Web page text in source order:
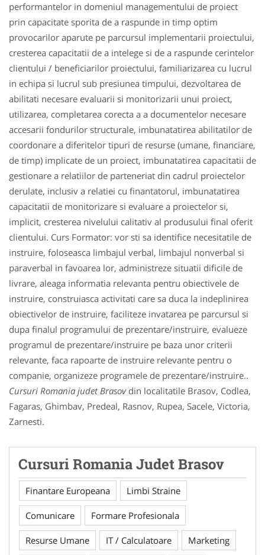
performantelor in domeniul managementului de proiect
prin capacitate sporita de a raspunde in timp optim
provocarilor aparute pe parcursul implementarii proiectului,
cresterea capacitatii de a intelege si de a raspunde cerintelor
clientului / beneficiarilor proiectului, familiarizarea cu lucrul
in echipa si lucrul sub presiunea timpului, dezvoltarea de
abilitati necesare evaluarii si monitorizarii unui proiect,
utilizarea, completarea corecta a a documentelor necesare
accesarii fondurilor structurale, imbunatatirea abilitatilor de
coordonare a diferitelor tipuri de resurse (umane, financiare,
de timp) implicate de un proiect, imbunatatirea capacitatii de
gestionare a relatiilor de parteneriat din cadrul proiectelor
derulate, inclusiv a relatiei cu finantatorul, imbunatatirea
capacitatii de monitorizare si evaluare a proiectelor si,
implicit, cresterea nivelului calitativ al produsului final oferit
clientului. Curs Formator: vor sti sa identifice necesitatile de
instruire, foloseasca limbajul verbal, limbajul nonverbal si
paraverbal in favoarea lor, administreze situatii dificile de
livrare, aleaga informatia relevanta pentru obiectivele de
instruire, construiasca activitati care sa duca la indeplinirea
obiectivelor de instruire, faciliteze invatarea pe parcursul si
dupa finalul programului de prezentare/instruire, evalueze
programul de prezentare/instruire pe baza unor criterii
relevante, faca rapoarte de instruire relevante pentru o
companie, organizeze programele de prezentare/instruire..
Cursuri Romania judet Brasov din localitatile Brasov, Codlea,
Fagaras, Ghimbav, Predeal, Rasnov, Rupea, Sacele, Victoria,
Zarnesti.
Cursuri Romania Judet Brasov
Finantare Europeana Limbi Straine
Comunicare Formare Profesionala
Resurse Umane IT / Calculatoare Marketing